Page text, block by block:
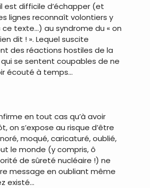
est difficile d’échapper (et
lignes reconnaît volontiers y
texte…) au syndrome du « on
dit ! ». Lequel suscite
des réactions hostiles de la
se sentent coupables de ne
écouté à temps…
en tout cas qu’à avoir
on s’expose au risque d’être
moqué, caricaturé, oublié,
le monde (y compris, ô
de sûreté nucléaire !) ne
message en oubliant même
existé…